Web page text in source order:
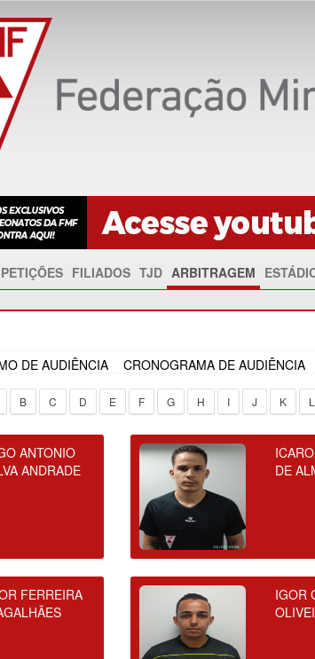
FILIADOS TJD ARBITRAGEM
DE AUDIÊNCIA CRONOGRAMA DE AUDIÊNCIA
B C D E F G H I J K L
ANTONIO
ANDRADE
DE
FERREIRA
IGOR